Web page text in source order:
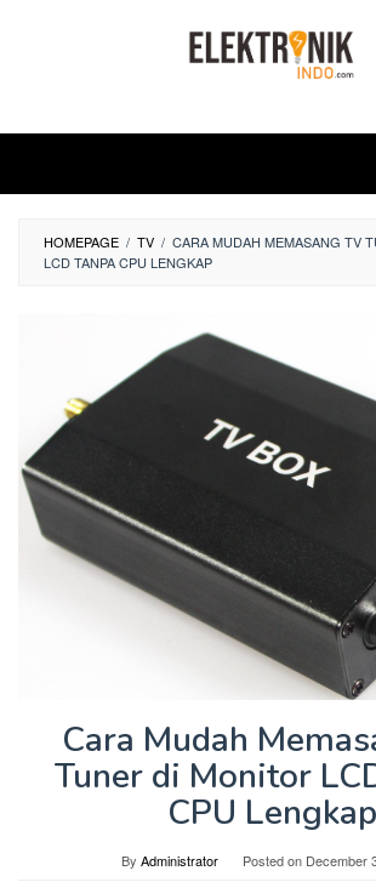
HOMEPAGE / TV / CARA MUDAH MEMASANG TV
LCD TANPA CPU LENGKAP
Cara Mudah
Tuner di Monitor
CPU Lengkap
By Administrator Posted on December